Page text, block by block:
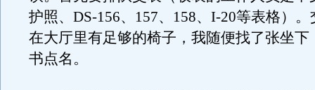
护照、DS-156、157、158、I-20等表格）
在大厅里有足够的椅子，我随便找了张坐下
书点名。